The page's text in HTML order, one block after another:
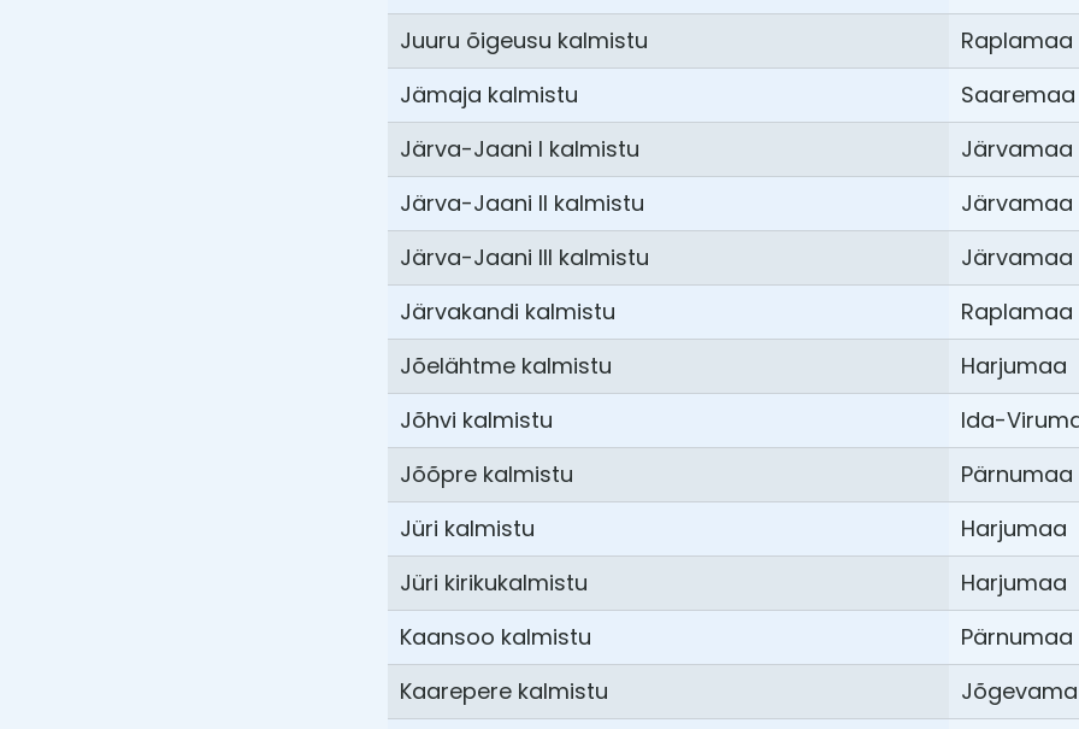
Juuru õigeusu kalmistu
Raplamaa
Jämaja kalmistu
Saaremaa
Järva-Jaani I kalmistu
Järvamaa
Järva-Jaani II kalmistu
Järvamaa
Järva-Jaani III kalmistu
Järvamaa
Järvakandi kalmistu
Raplamaa
Jõelähtme kalmistu
Harjumaa
Jõhvi kalmistu
Ida-
Jõõpre kalmistu
Pärnumaa
Jüri kalmistu
Harjumaa
Jüri kirikukalmistu
Harjumaa
Kaansoo kalmistu
Pärnumaa
Kaarepere kalmistu